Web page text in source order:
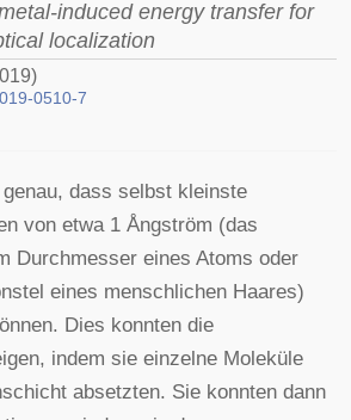
induced energy transfer for
localization
0510-7
dass selbst kleinste
von etwa 1 Ångström (das
Durchmesser eines Atoms oder
eines menschlichen Haares)
Dies konnten die
indem sie einzelne Moleküle
absetzten. Sie konnten dann